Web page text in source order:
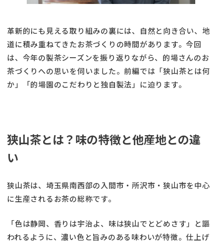
革新的にも見える取り組みの裏には、自然と向き合い、地
道に積み重ねてきたお茶づくりの時間があります。今回
は、今年の製茶シーズンを振り返りながら、的場さんのお
茶づくりへの思いを伺いました。前編では「狭山茶とは何
か」「的場園のこだわりと独自製法」に迫ります。
狭山茶とは？味の特徴と他産地との違
い
狭山茶は、埼玉県南西部の入間市・所沢市・狭山市を中心
に生産されるお茶の総称です。
「色は静岡、香りは宇治よ、味は狭山でとどめさす」と謳
われるように、濃い色と旨みのある味わいが特徴。仕上げ